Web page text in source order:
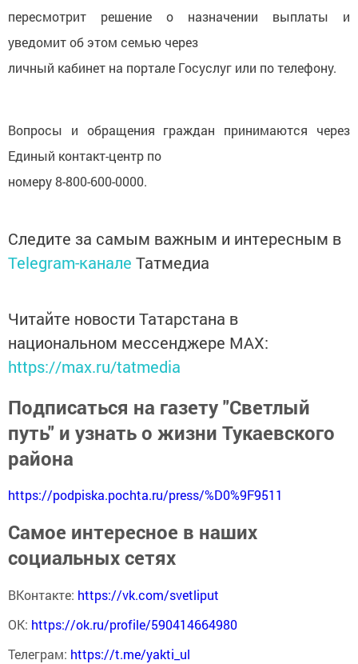
пересмотрит решение о назначении выплаты и
уведомит об этом семью через
личный кабинет на портале Госуслуг или по телефону.
Вопросы и обращения граждан принимаются через
Единый контакт-центр по
номеру 8-800-600-0000.
Следите за самым важным и интересным в
Telegram-канале Татмедиа
Читайте новости Татарстана в
национальном мессенджере MАХ:
https://max.ru/tatmedia
Подписаться на газету "Светлый
путь" и узнать о жизни Тукаевского
района
https://podpiska.pochta.ru/press/%D0%9F9511
Самое интересное в наших
социальных сетях
ВКонтакте: https://vk.com/svetliput
ОК: https://ok.ru/profile/590414664980
Телеграм: https://t.me/yakti_ul